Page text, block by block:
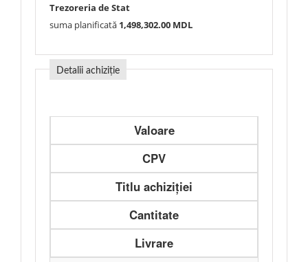
Trezoreria de Stat
suma planificată 1,498,302.00 MDL
Detalii achiziție
Valoare
CPV
Titlu achiziției
Cantitate
Livrare